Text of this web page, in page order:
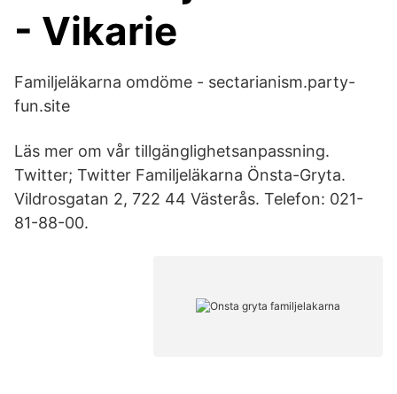
- Vikarie
Familjeläkarna omdöme - sectarianism.party-
fun.site
Läs mer om vår tillgänglighetsanpassning.
Twitter; Twitter Familjeläkarna Önsta-Gryta.
Vildrosgatan 2, 722 44 Västerås. Telefon: 021-
81-88-00.